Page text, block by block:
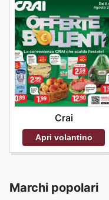
Crai
Apri volantino
Marchi popolari